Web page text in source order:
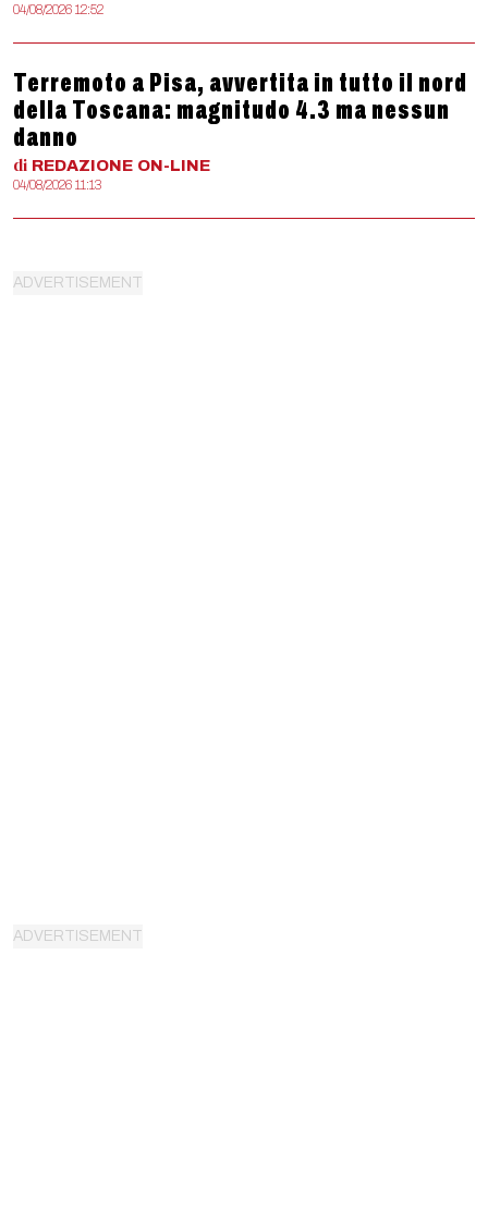
04/08/2026 12:52
Terremoto a Pisa, avvertita in tutto il nord
della Toscana: magnitudo 4.3 ma nessun
danno
di REDAZIONE ON-LINE
04/08/2026 11:13